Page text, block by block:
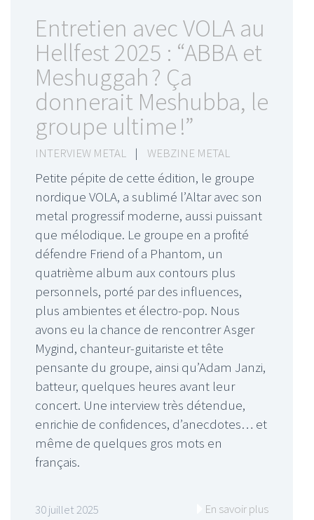
Entretien avec VOLA au
Hellfest 2025 : “ABBA et
Meshuggah ? Ça
donnerait Meshubba, le
groupe ultime !”
INTERVIEW METAL | WEBZINE METAL
Petite pépite de cette édition, le groupe
nordique VOLA, a sublimé l’Altar avec son
metal progressif moderne, aussi puissant
que mélodique. Le groupe en a profité
défendre Friend of a Phantom, un
quatrième album aux contours plus
personnels, porté par des influences,
plus ambientes et électro-pop. Nous
avons eu la chance de rencontrer Asger
Mygind, chanteur-guitariste et tête
pensante du groupe, ainsi qu’Adam Janzi,
batteur, quelques heures avant leur
concert. Une interview très détendue,
enrichie de confidences, d’anecdotes… et
même de quelques gros mots en
français.
30 juillet 2025 En savoir plus